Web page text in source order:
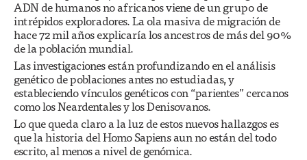
ADN de humanos no africanos viene de un grupo de
intrépidos exploradores. La ola masiva de migración de
hace 72 mil años explicaría los ancestros de más del 90%
de la población mundial.
Las investigaciones están profundizando en el análisis
genético de poblaciones antes no estudiadas, y
estableciendo vínculos genéticos con “parientes” cercanos
como los Neardentales y los Denisovanos.
Lo que queda claro a la luz de estos nuevos hallazgos es
que la historia del Homo Sapiens aun no están del todo
escrito, al menos a nivel de genómica.